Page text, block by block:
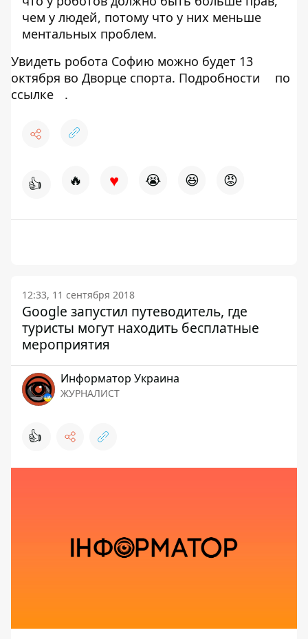
чем у людей, потому что у них меньше
ментальных проблем.
Увидеть робота Софию можно будет 13
октября во Дворце спорта. Подробности
по
ссылке
.
👍 🔥 ♥ 😭 😆 😡
12:33, 11 сентября 2018
Google запустил путеводитель, где
туристы могут находить бесплатные
мероприятия
Информатор Украина
ЖУРНАЛИСТ
👍